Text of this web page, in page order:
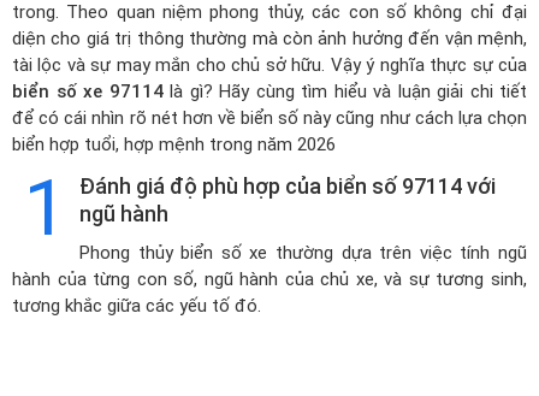
trong. Theo quan niệm phong thủy, các con số không chỉ đại
diện cho giá trị thông thường mà còn ảnh hưởng đến vận mệnh,
tài lộc và sự may mắn cho chủ sở hữu. Vậy ý nghĩa thực sự của
biển số xe 97114là gì? Hãy cùng tìm hiểu và luận giải chi tiết
để có cái nhìn rõ nét hơn về biển số này cũng như cách lựa chọn
biển hợp tuổi, hợp mệnh trong năm 2026
1
Đánh giá độ phù hợp của biển số 97114 với
ngũ hành
Phong thủy biển số xe thường dựa trên việc tính ngũ
hành của từng con số, ngũ hành của chủ xe, và sự tương sinh,
tương khắc giữa các yếu tố đó.